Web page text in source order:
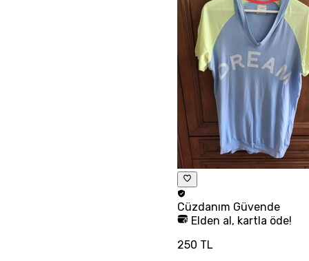
Cüzdanım Güvende
Elden al, kartla öde!
250 TL